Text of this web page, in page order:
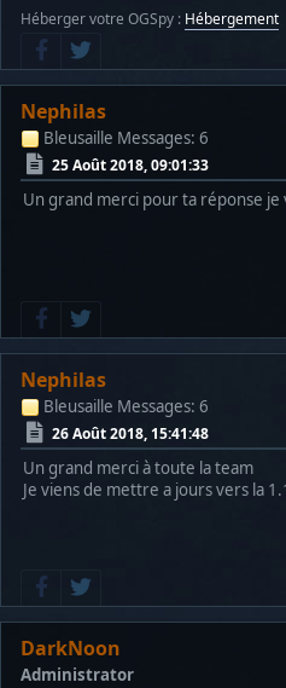
Héberger votre OGSpy : Hébergement
Nephilas
Bleusaille Messages: 6
25 Août 2018, 09:01:33
Un grand merci pour ta réponse je
Nephilas
Bleusaille Messages: 6
26 Août 2018, 15:41:48
Un grand merci à toute la team
Je viens de mettre a jours vers la
DarkNoon
Administrator